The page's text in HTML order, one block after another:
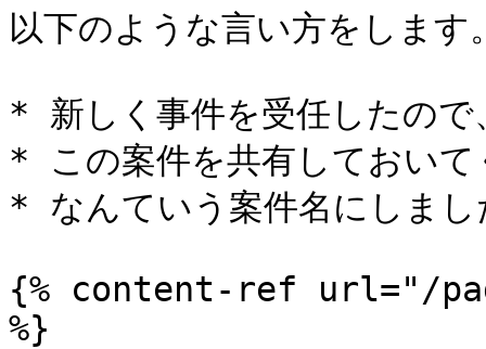
以下のような言い方をします
* 新しく事件を受任したので
* この案件を共有しておいて
* なんていう案件名にしまし
{% content-ref url="/
%}